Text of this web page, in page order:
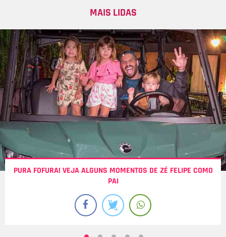
MAIS LIDAS
PURA FOFURA! VEJA ALGUNS MOMENTOS DE ZÉ FELIPE COMO
PAI